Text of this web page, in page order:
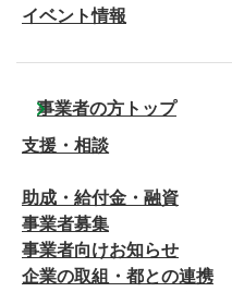
イベント情報
事業者の方トップ
支援・相談
助成・給付金・融資
事業者募集
事業者向けお知らせ
企業の取組・都との連携